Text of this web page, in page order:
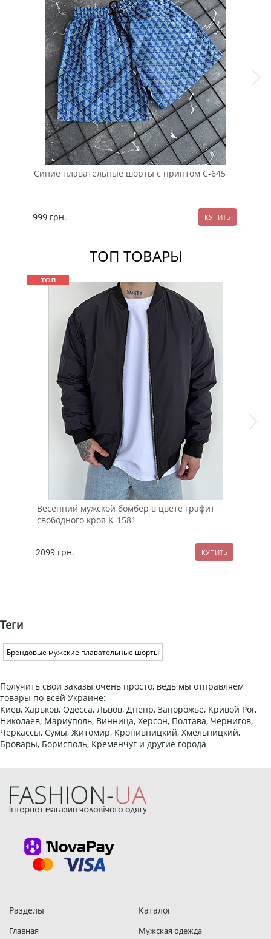
Синие плавательные шорты с принтом С-645
999 грн.
ТОП ТОВАРЫ
Весенний мужской бомбер в цвете графит
свободного кроя К-1581
2099 грн.
Теги
Брендовые мужские плавательные шорты
Получить свои заказы очень просто, ведь мы отправляем
товары по всей Украине:
Киев, Харьков, Одесса, Львов, Днепр, Запорожье, Кривой Рог,
Николаев, Мариуполь, Винница, Херсон, Полтава, Чернигов,
Черкассы, Сумы, Житомир, Кропивницкий, Хмельницкий,
Бровары, Борисполь, Кременчуг и другие города
Разделы
Главная
Каталог
Мужская одежда